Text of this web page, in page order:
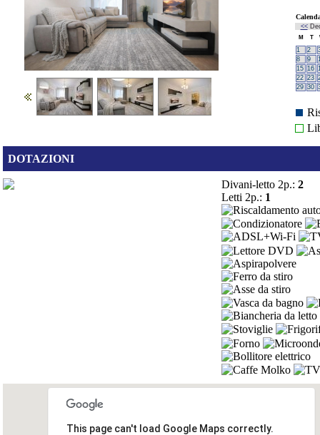
<<
M T
1 2
8
9
15 16
22 23
29 30
DOTAZIONI
Divani-letto 2p.: 2
Letti 2p.: 1
This page can't load Google Maps correctly.